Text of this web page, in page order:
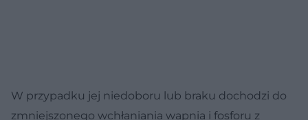
W przypadku jej niedoboru lub braku dochodzi do
zmniejszonego wchłaniania wapnia i fosforu z